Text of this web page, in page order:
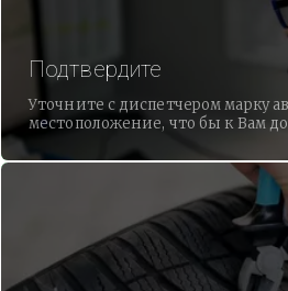
Подтвердите
Уточните с диспетчером марку
местоположение, что бы к Вам